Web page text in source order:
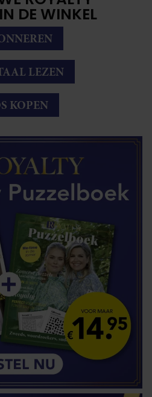
DE WINKEL
LEZEN
KOPEN